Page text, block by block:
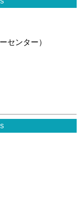
センター）